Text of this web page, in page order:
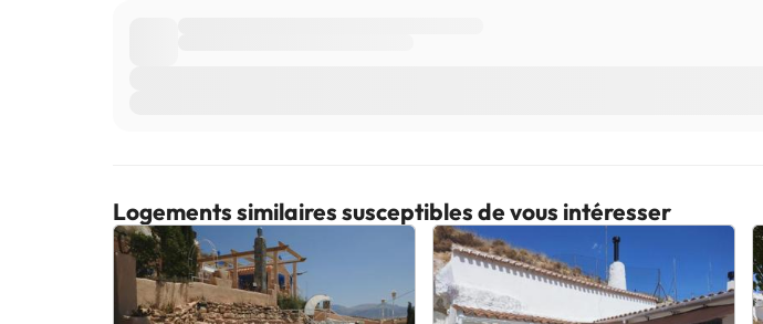
Logements similaires susceptibles de vous intéresser